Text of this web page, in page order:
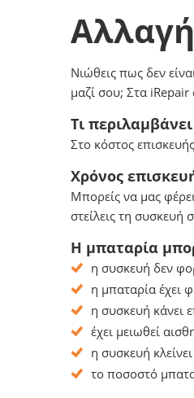
Νιώθεις πως δεν
μαζί σου; Στα
Τι
Στο κόστος
Χρόνος
Μπορείς να μας
στείλεις τη συσκευή
Η μπαταρία
η συσκευή δεν
η μπαταρία έχει
η συσκευή κάνει
έχει μειωθεί
η συσκευή
το ποσοστό